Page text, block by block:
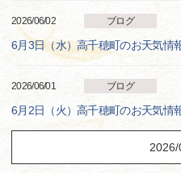
2026/06/02 ブログ
6月3日（水）高千穂町のお天気
2026/06/01 ブログ
6月2日（火）高千穂町のお天気